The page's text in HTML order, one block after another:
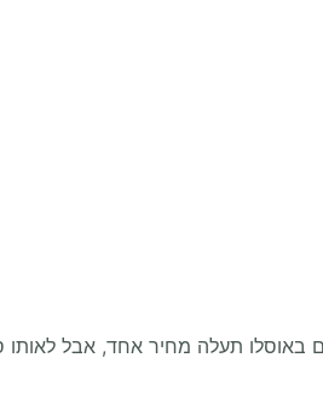
באוסלו תעלה מחיר אחד, אבל לאותו